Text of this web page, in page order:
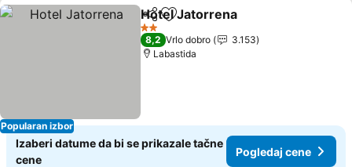
Popularan izbor
Deli Dodati u favorite
Hotel Jatorrena
2 Zvezdice
8,2 Vrlo dobro
3.153
Labastida
Izaberi datume da bi se prikazale tačne
cene
Pogledaj cene